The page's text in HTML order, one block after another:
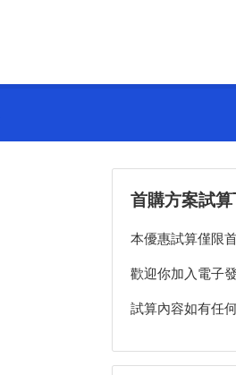
首購方案試
本優惠試算僅限
歡迎你加入電子
試算內容如有任